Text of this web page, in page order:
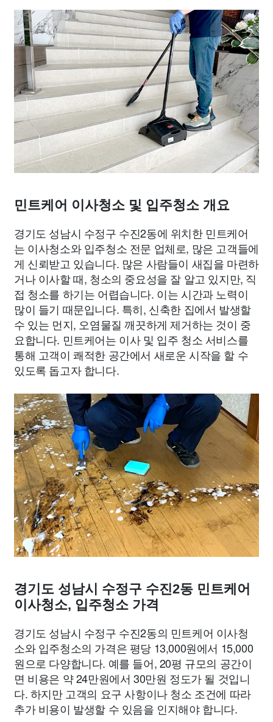
민트케어 이사청소 및 입주청소 개요
경기도 성남시 수정구 수진2동에 위치한 민트케어
는 이사청소와 입주청소 전문 업체로, 많은 고객들에
게 신뢰받고 있습니다. 많은 사람들이 새집을 마련하
거나 이사할 때, 청소의 중요성을 잘 알고 있지만, 직
접 청소를 하기는 어렵습니다. 이는 시간과 노력이
많이 들기 때문입니다. 특히, 신축한 집에서 발생할
수 있는 먼지, 오염물질 깨끗하게 제거하는 것이 중
요합니다. 민트케어는 이사 및 입주 청소 서비스를
통해 고객이 쾌적한 공간에서 새로운 시작을 할 수
있도록 돕고자 합니다.
경기도 성남시 수정구 수진2동 민트케어
이사청소, 입주청소 가격
경기도 성남시 수정구 수진2동의 민트케어 이사청
소와 입주청소의 가격은 평당 13,000원에서 15,000
원으로 다양합니다. 예를 들어, 20평 규모의 공간이
면 비용은 약 24만원에서 30만원 정도가 될 것입니
다. 하지만 고객의 요구 사항이나 청소 조건에 따라
추가 비용이 발생할 수 있음을 인지해야 합니다.